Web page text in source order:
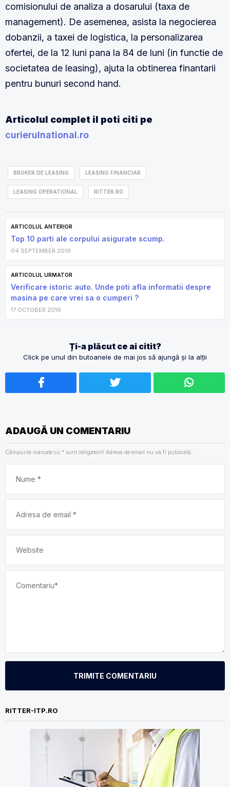
comisionului de analiza a dosarului (taxa de
management). De asemenea, asista la negocierea
dobanzii, a taxei de logistica, la personalizarea
ofertei, de la 12 luni pana la 84 de luni (in functie de
societatea de leasing), ajuta la obtinerea finantarii
pentru bunuri second hand.
Articolul complet il poti citi pe
curierulnational.ro
BROKER DE LEASING LEASING FINANCIAR
LEASING OPERATIONAL RITTER.RO
ARTICOLUL ANTERIOR
Top 10 parti ale corpului asigurate scump.
04 SEPTEMBER 2019
ARTICOLUL URMATOR
Verificare istoric auto. Unde poti afla informatii despre
masina pe care vrei sa o cumperi ?
17 OCTOBER 2019
Ți-a plăcut ce ai citit?
Click pe unul din butoanele de mai jos să ajungă și la alții
ADAUGĂ UN COMENTARIU
Câmpurile marcate cu * sunt obligatorii! Adresa de email nu va fi publicată.
TRIMITE COMENTARIU
RITTER-ITP.RO